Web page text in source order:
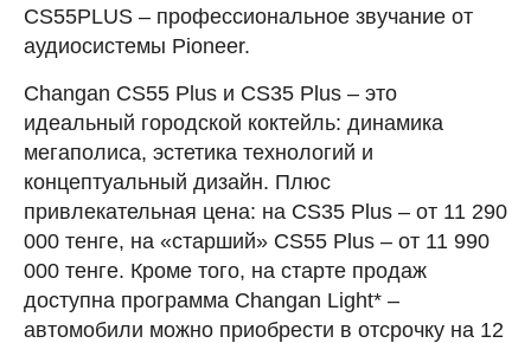
CS55PLUS – профессиональное звучание от
аудиосистемы Pioneer.
Changan CS55 Plus и CS35 Plus – это
идеальный городской коктейль: динамика
мегаполиса, эстетика технологий и
концептуальный дизайн. Плюс
привлекательная цена: на CS35 Plus – от 11 290
000 тенге, на «старший» CS55 Plus – от 11 990
000 тенге. Кроме того, на старте продаж
доступна программа Changan Light* –
автомобили можно приобрести в отсрочку на 12